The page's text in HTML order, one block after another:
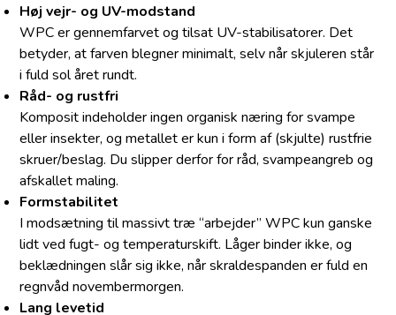
Høj vejr- og UV-modstand
WPC er gennemfarvet og tilsat UV-stabilisatorer. Det
betyder, at farven blegner minimalt, selv når skjuleren står
i fuld sol året rundt.
Råd- og rustfri
Komposit indeholder ingen organisk næring for svampe
eller insekter, og metallet er kun i form af (skjulte) rustfrie
skruer/beslag. Du slipper derfor for råd, svampeangreb og
afskallet maling.
Formstabilitet
I modsætning til massivt træ “arbejder” WPC kun ganske
lidt ved fugt- og temperaturskift. Låger binder ikke, og
beklædningen slår sig ikke, når skraldespanden er fuld en
regnvåd novembermorgen.
Lang levetid